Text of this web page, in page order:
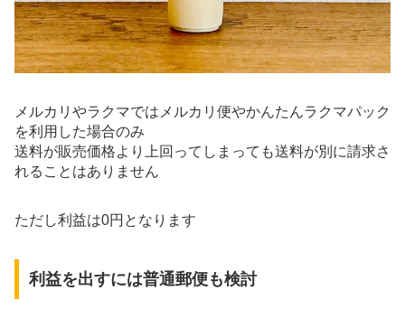
メルカリやラクマではメルカリ便やかんたんラクマパック
を利用した場合のみ
送料が販売価格より上回ってしまっても送料が別に請求さ
れることはありません
ただし利益は0円となります
利益を出すには普通郵便も検討